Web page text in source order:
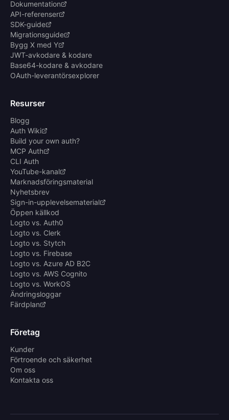
Dokumentation
API-referenser
SDK-guide
Migrationsguide
Bygg X med Y
JWT-avkodare & kodare
Base64-kodare & avkodare
OAuth-leverantörsexplorer
Resurser
Blogg
Auth Wiki
Build your own auth?
MCP Auth
CLI Auth
YouTube-kanal
Marknadsföringsmaterial
Nyhetsbrev
Sign-in-upplevelsematerial
Öppen källkod
Logto vs. Auth0
Logto vs. Clerk
Logto vs. Stytch
Logto vs. Firebase
Logto vs. Azure AD B2C
Logto vs. AWS Cognito
Logto vs. WorkOS
Ändringsloggar
Färdplan
Företag
Kunder
Förtroende och säkerhet
Om oss
Kontakta oss